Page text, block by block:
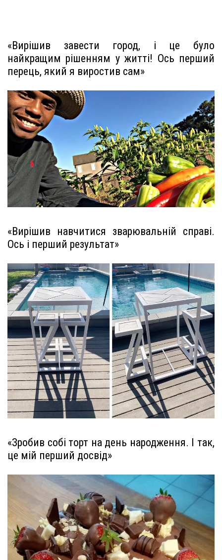
«Вирішив завести город, і це було
найкращим рішенням у житті! Ось перший
перець, який я виростив сам»
«Вирішив навчитися зварювальній справі.
Ось і перший результат»
«Зробив собі торт на день народження. І так,
це мій перший досвід»